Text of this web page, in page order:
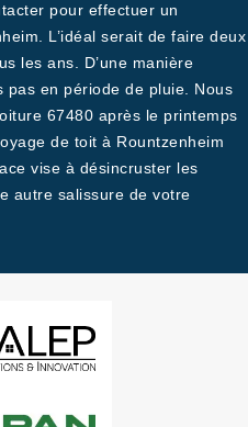
pour effectuer un
L’idéal serait de faire deux
les ans. D’une manière
pas en période de pluie. Nous
67480 après le printemps
de toit à Rountzenheim
vise à désincruster les
autre salissure de votre